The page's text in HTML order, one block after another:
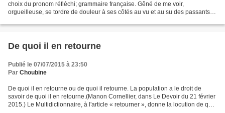
choix du pronom réfléchi; grammaire française. Gêné de me voir,
orgueilleuse, se tordre de douleur à ses côtés au vu et au su des passants,
De quoi il en retourne
Publié le 07/07/2015 à 23:50
Par Choubine
De quoi il en retourne ou de quoi il retourne. La population a le droit de
savoir de quoi il en retourne.(Manon Cornellier, dans Le Devoir du 21 février
2015.) Le Multidictionnaire, à l'article « retourner », donne la locution de quoi